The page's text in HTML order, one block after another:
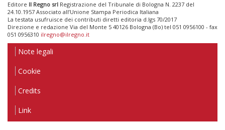
Editore Il Regno srl Registrazione del Tribunale di Bologna N. 2237 del
24.10.1957 Associato all’Unione Stampa Periodica Italiana
La testata usufruisce dei contributi diretti editoria d.lgs 70/2017
Direzione e redazione Via del Monte 5 40126 Bologna (Bo) tel 051 0956100 - fax
051 0956310 ilregno@ilregno.it
Note legali
Cookie
Credits
Link